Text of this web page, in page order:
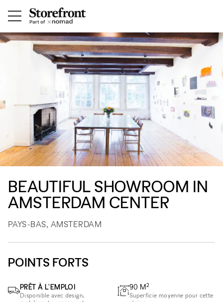
BEAUTIFUL SHOWROOM IN
AMSTERDAM CENTER
PAYS-BAS, AMSTERDAM
POINTS FORTS
PRÊT À L'EMPLOI
Disponible avec design,
90 M2
Superficie moyenne pour cette